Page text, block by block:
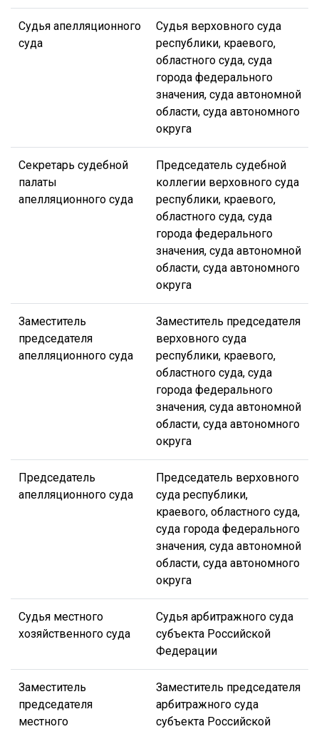
Судья апелляционного
суда
Судья верховного суда
республики, краевого,
областного суда, суда
города федерального
значения, суда автономной
области, суда автономного
округа
Секретарь судебной
палаты
апелляционного суда
Председатель судебной
коллегии верховного суда
республики, краевого,
областного суда, суда
города федерального
значения, суда автономной
области, суда автономного
округа
Заместитель
председателя
апелляционного суда
Заместитель председателя
верховного суда
республики, краевого,
областного суда, суда
города федерального
значения, суда автономной
области, суда автономного
округа
Председатель
апелляционного суда
Председатель верховного
суда республики,
краевого, областного суда,
суда города федерального
значения, суда автономной
области, суда автономного
округа
Судья местного
хозяйственного суда
Судья арбитражного суда
субъекта Российской
Федерации
Заместитель
председателя
местного
Заместитель председателя
арбитражного суда
субъекта Российской